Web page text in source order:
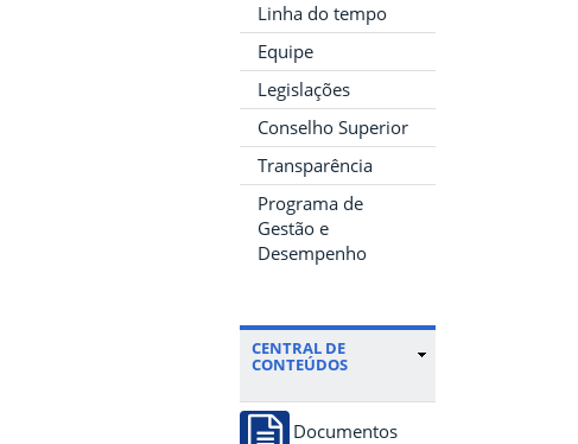
Linha do tempo
Equipe
Legislações
Conselho Superior
Transparência
Programa de
Gestão e
Desempenho
CENTRAL DE
CONTEÚDOS
Documentos